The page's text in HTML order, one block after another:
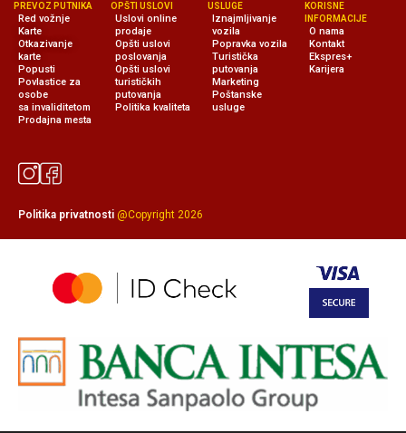
PREVOZ PUTNIKA
Red vožnje
Karte
Otkazivanje
karte
Popusti
Povlastice za
osobe
sa invaliditetom
Prodajna mesta
OPŠTI USLOVI
Uslovi online
prodaje
Opšti uslovi
poslovanja
Opšti uslovi
turističkih
putovanja
Politika kvaliteta
USLUGE
Iznajmljivanje
vozila
Popravka vozila
Turistička
putovanja
Marketing
Poštanske
usluge
KORISNE
INFORMACIJE
O nama
Kontakt
Ekspres+
Karijera
Politika privatnosti @Copyright 2026